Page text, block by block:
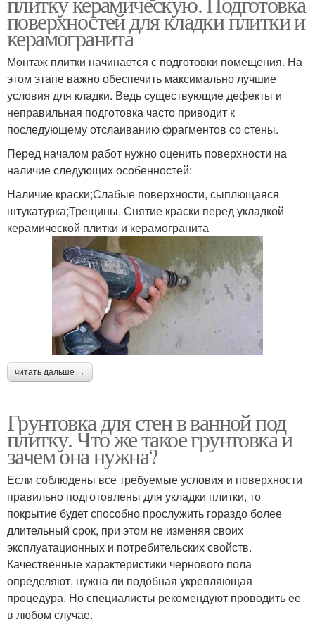
поверхностей для кладки плитки и
керамогранита
Монтаж плитки начинается с подготовки помещения. На
этом этапе важно обеспечить максимально лучшие
условия для кладки. Ведь существующие дефекты и
неправильная подготовка часто приводит к
последующему отслаиванию фрагментов со стены.
Перед началом работ нужно оценить поверхности на
наличие следующих особенностей:
Наличие краски;Слабые поверхности, сыплющаяся
штукатурка;Трещины. Снятие краски перед укладкой
керамической плитки и керамогранита
читать дальше →
Грунтовка для стен в ванной под
плитку. Что же такое грунтовка и
зачем она нужна?
Если соблюдены все требуемые условия и поверхности
правильно подготовлены для укладки плитки, то
покрытие будет способно прослужить гораздо более
длительный срок, при этом не изменяя своих
эксплуатационных и потребительских свойств.
Качественные характеристики чернового пола
определяют, нужна ли подобная укрепляющая
процедура. Но специалисты рекомендуют проводить ее
в любом случае.